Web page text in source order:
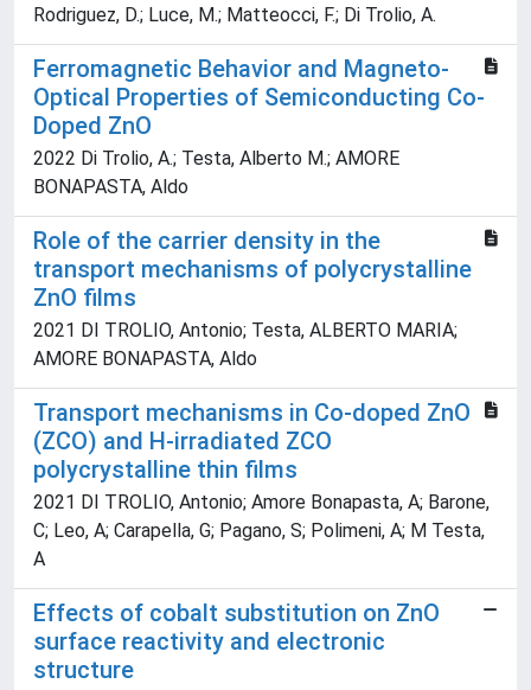
Rodriguez, D.; Luce, M.; Matteocci, F.; Di Trolio, A.
Ferromagnetic Behavior and Magneto-
Optical Properties of Semiconducting Co-
Doped ZnO
2022 Di Trolio, A.; Testa, Alberto M.; AMORE
BONAPASTA, Aldo
Role of the carrier density in the
transport mechanisms of polycrystalline
ZnO films
2021 DI TROLIO, Antonio; Testa, ALBERTO MARIA;
AMORE BONAPASTA, Aldo
Transport mechanisms in Co-doped ZnO
(ZCO) and H-irradiated ZCO
polycrystalline thin films
2021 DI TROLIO, Antonio; Amore Bonapasta, A; Barone,
C; Leo, A; Carapella, G; Pagano, S; Polimeni, A; M Testa,
A
Effects of cobalt substitution on ZnO
surface reactivity and electronic
structure